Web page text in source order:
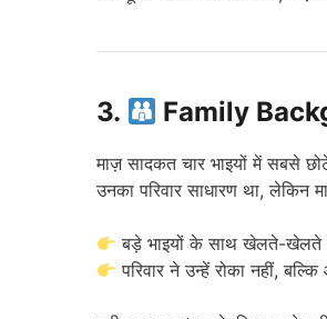
3. Family
माज़ सादकत चार भाइयों में सबसे
उनका परिवार साधारण था, लेकिन
बड़े भाइयों के साथ खेलते-खेलते
परिवार ने उन्हें रोका नहीं,